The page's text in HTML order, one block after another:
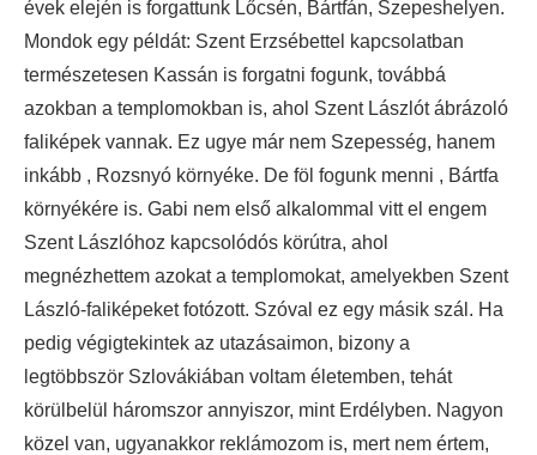
évek elején is forgattunk Lőcsén, Bártfán, Szepeshelyen.
Mondok egy példát: Szent Erzsébettel kapcsolatban
természetesen Kassán is forgatni fogunk, továbbá
azokban a templomokban is, ahol Szent Lászlót ábrázoló
faliképek vannak. Ez ugye már nem Szepesség, hanem
inkább , Rozsnyó környéke. De föl fogunk menni , Bártfa
környékére is. Gabi nem első alkalommal vitt el engem
Szent Lászlóhoz kapcsolódós körútra, ahol
megnézhettem azokat a templomokat, amelyekben Szent
László-faliképeket fotózott. Szóval ez egy másik szál. Ha
pedig végigtekintek az utazásaimon, bizony a
legtöbbször Szlovákiában voltam életemben, tehát
körülbelül háromszor annyiszor, mint Erdélyben. Nagyon
közel van, ugyanakkor reklámozom is, mert nem értem,